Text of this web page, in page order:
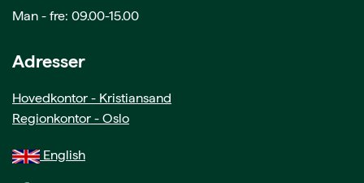
Man - fre: 09.00-15.00
Adresser
Hovedkontor - Kristiansand
Regionkontor - Oslo
English